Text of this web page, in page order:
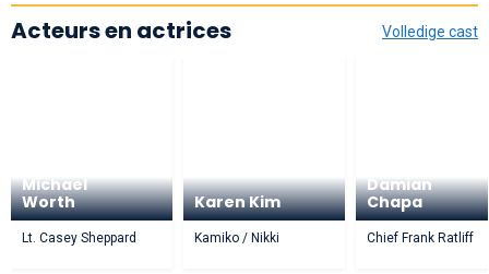
Volledige cast
Acteurs en actrices
Michael
Worth
Lt. Casey Sheppard
Karen Kim
Kamiko / Nikki
Damian
Chapa
Chief Frank Ratliff